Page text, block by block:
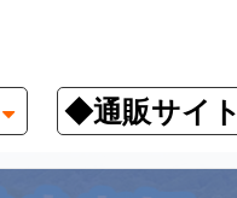
◆通販サイト